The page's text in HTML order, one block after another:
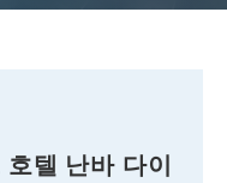
텔 난바 다이